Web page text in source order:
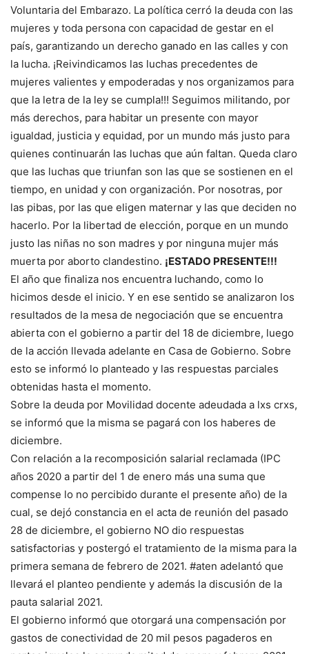
Voluntaria del Embarazo. La política cerró la deuda con las
mujeres y toda persona con capacidad de gestar en el
país, garantizando un derecho ganado en las calles y con
la lucha. ¡Reivindicamos las luchas precedentes de
mujeres valientes y empoderadas y nos organizamos para
que la letra de la ley se cumpla!!! Seguimos militando, por
más derechos, para habitar un presente con mayor
igualdad, justicia y equidad, por un mundo más justo para
quienes continuarán las luchas que aún faltan. Queda claro
que las luchas que triunfan son las que se sostienen en el
tiempo, en unidad y con organización. Por nosotras, por
las pibas, por las que eligen maternar y las que deciden no
hacerlo. Por la libertad de elección, porque en un mundo
justo las niñas no son madres y por ninguna mujer más
muerta por aborto clandestino. ¡ESTADO PRESENTE!!!
El año que finaliza nos encuentra luchando, como lo
hicimos desde el inicio. Y en ese sentido se analizaron los
resultados de la mesa de negociación que se encuentra
abierta con el gobierno a partir del 18 de diciembre, luego
de la acción llevada adelante en Casa de Gobierno. Sobre
esto se informó lo planteado y las respuestas parciales
obtenidas hasta el momento.
Sobre la deuda por Movilidad docente adeudada a lxs crxs,
se informó que la misma se pagará con los haberes de
diciembre.
Con relación a la recomposición salarial reclamada (IPC
años 2020 a partir del 1 de enero más una suma que
compense lo no percibido durante el presente año) de la
cual, se dejó constancia en el acta de reunión del pasado
28 de diciembre, el gobierno NO dio respuestas
satisfactorias y postergó el tratamiento de la misma para la
primera semana de febrero de 2021. #aten adelantó que
llevará el planteo pendiente y además la discusión de la
pauta salarial 2021.
El gobierno informó que otorgará una compensación por
gastos de conectividad de 20 mil pesos pagaderos en